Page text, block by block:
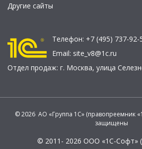
Другие сайты
Телефон: +7 (495) 737-92-
Email: site_v8@1c.ru
Отдел продаж: г. Москва, улица
© 2026 АО «Группа 1С» (правопреемник
защищены
© 2011- 2026 ООО «1С-Софт» (